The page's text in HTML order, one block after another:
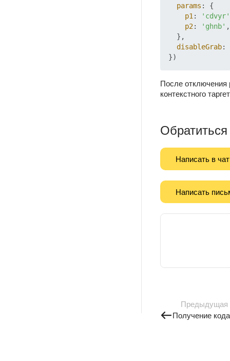
params : {
p1 :
'cdvyr'
p2: 'ghnb' ,
  },
disableGrab:
После отключения
контекстного
Написать в чат
Написать
Предыдущая
Получение